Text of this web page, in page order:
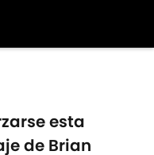
esta
de Brian